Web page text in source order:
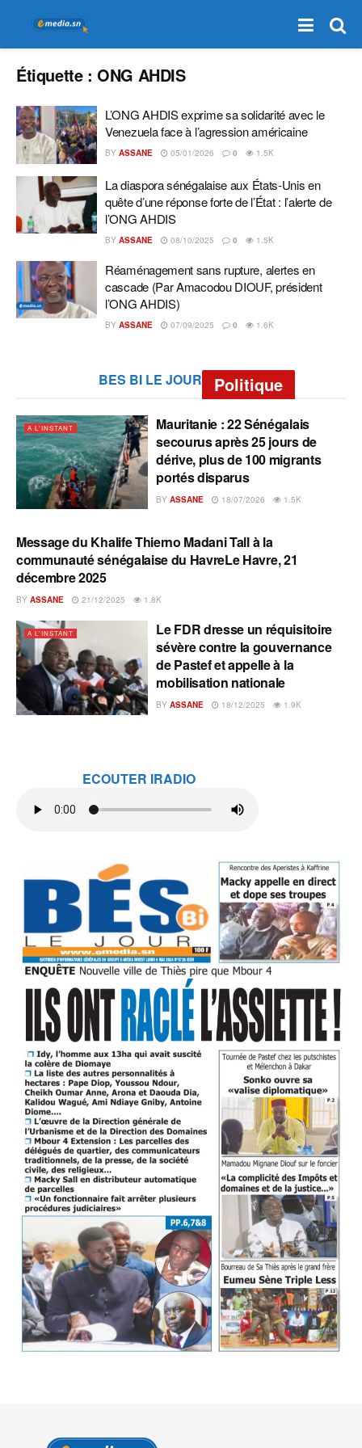
Étiquette :ONG AHDIS
L’ONG AHDIS exprime sa solidarité avec le
Venezuela face à l’agression américaine
BY ASSANE 05/01/2026 0 1.5K
La diaspora sénégalaise aux États-Unis en
quête d’une réponse forte de l’État : l’alerte de
l’ONG AHDIS
BY ASSANE 08/10/2025 0 1.5K
Réaménagement sans rupture, alertes en
cascade (Par Amacodou DIOUF, président
l’ONG AHDIS)
BY ASSANE 07/09/2025 0 1.6K
BES BI LE JOUR Politique
A L'INSTANT
Mauritanie : 22 Sénégalais
secourus après 25 jours de
dérive, plus de 100 migrants
portés disparus
BY ASSANE 18/07/2026 1.5K
A L'INSTANT
Message du Khalife Thierno Madani Tall à la
communauté sénégalaise du HavreLe Havre, 21
décembre 2025
BY ASSANE 21/12/2025 1.8K
A L'INSTANT
Le FDR dresse un réquisitoire
sévère contre la gouvernance
de Pastef et appelle à la
mobilisation nationale
BY ASSANE 18/12/2025 1.9K
ECOUTER IRADIO